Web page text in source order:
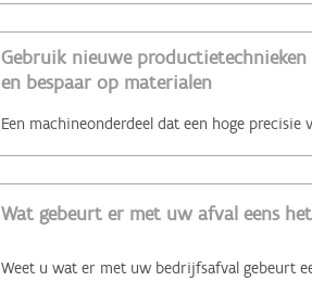
Gebruik nieuwe
en bespaar op materialen
Wat gebeurt er met uw afval eens